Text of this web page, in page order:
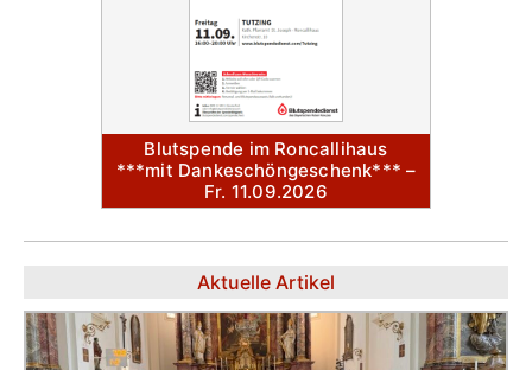
Blutspende im Roncallihaus
***mit Dankeschöngeschenk*** –
Fr. 11.09.2026
Aktuelle Artikel